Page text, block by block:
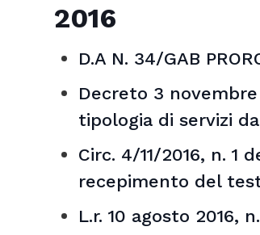
2016
D.A N. 34/GAB
Decreto 3
tipologia di servizi
Circ. 4/11/2016, n. 1
recepimento del
L.r. 10 agosto 2016,